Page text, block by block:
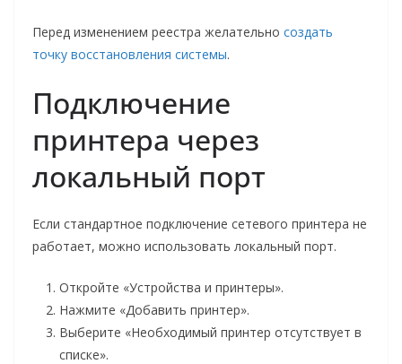
Перед изменением реестра желательно создать
точку восстановления системы.
Подключение
принтера через
локальный порт
Если стандартное подключение сетевого принтера не
работает, можно использовать локальный порт.
Откройте «Устройства и принтеры».
Нажмите «Добавить принтер».
Выберите «Необходимый принтер отсутствует в
списке».